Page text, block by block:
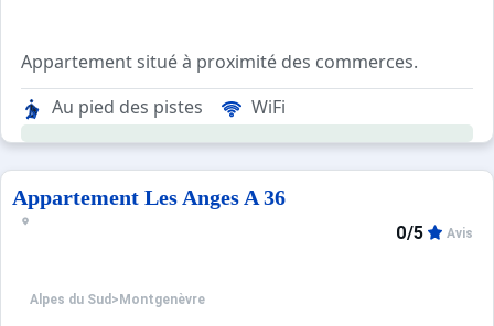
Appartement situé à proximité des commerces.
Au pied des pistes
WiFi
Appartement Les Anges A 36
Alpes du Sud > Montgenèvre
0/5 Avis